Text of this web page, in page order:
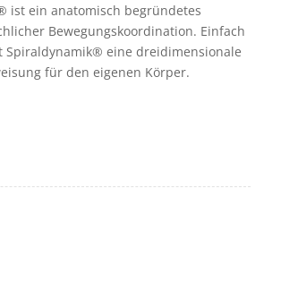
ist ein anatomisch begründetes
Bewegungskoordination. Einfach
Spiraldynamik® eine dreidimensionale
für den eigenen Körper.